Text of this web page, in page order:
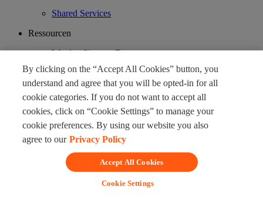
Shared Services
Ressourcen
Werden Sie zum Experten
Asset-Bibliothek
Blog
Erfahrungsberichte
Veranstaltungen
Forschungs- und Analyseberichte
Anwendungsfälle
By clicking on the “Accept All Cookies” button, you
understand and agree that you will be opted-in for all
cookie categories. If you do not want to accept all
cookies, click on “Cookie Settings” to manage your
cookie preferences. By using our website you also
agree to our Privacy Policy
Cookie Settings
Accept All Cookies